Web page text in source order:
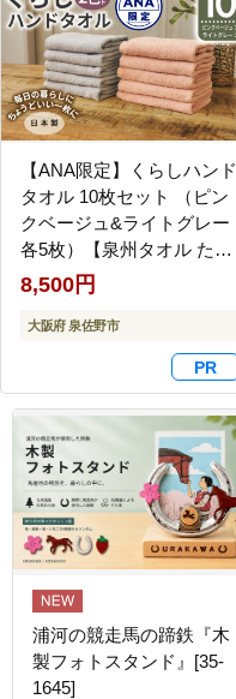
【ANA限定】くらしハンド
タオル 10枚セット （ピン
クベージュ&ライトグレー
各5枚）【泉州タオル たお
る 国産 吸水 普段使い シン
プル 日用品 家族 ファミリ
ー】 G4434
8,500円
大阪府 泉佐野市
浦河の競走馬の蹄鉄『木
製フォトスタンド』[35-
1645]